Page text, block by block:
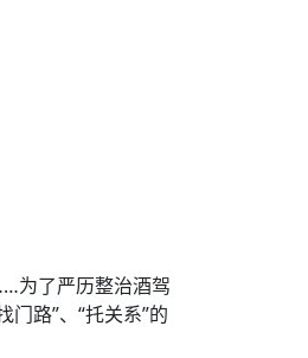
为了严历整治酒驾
路”、“托关系”的